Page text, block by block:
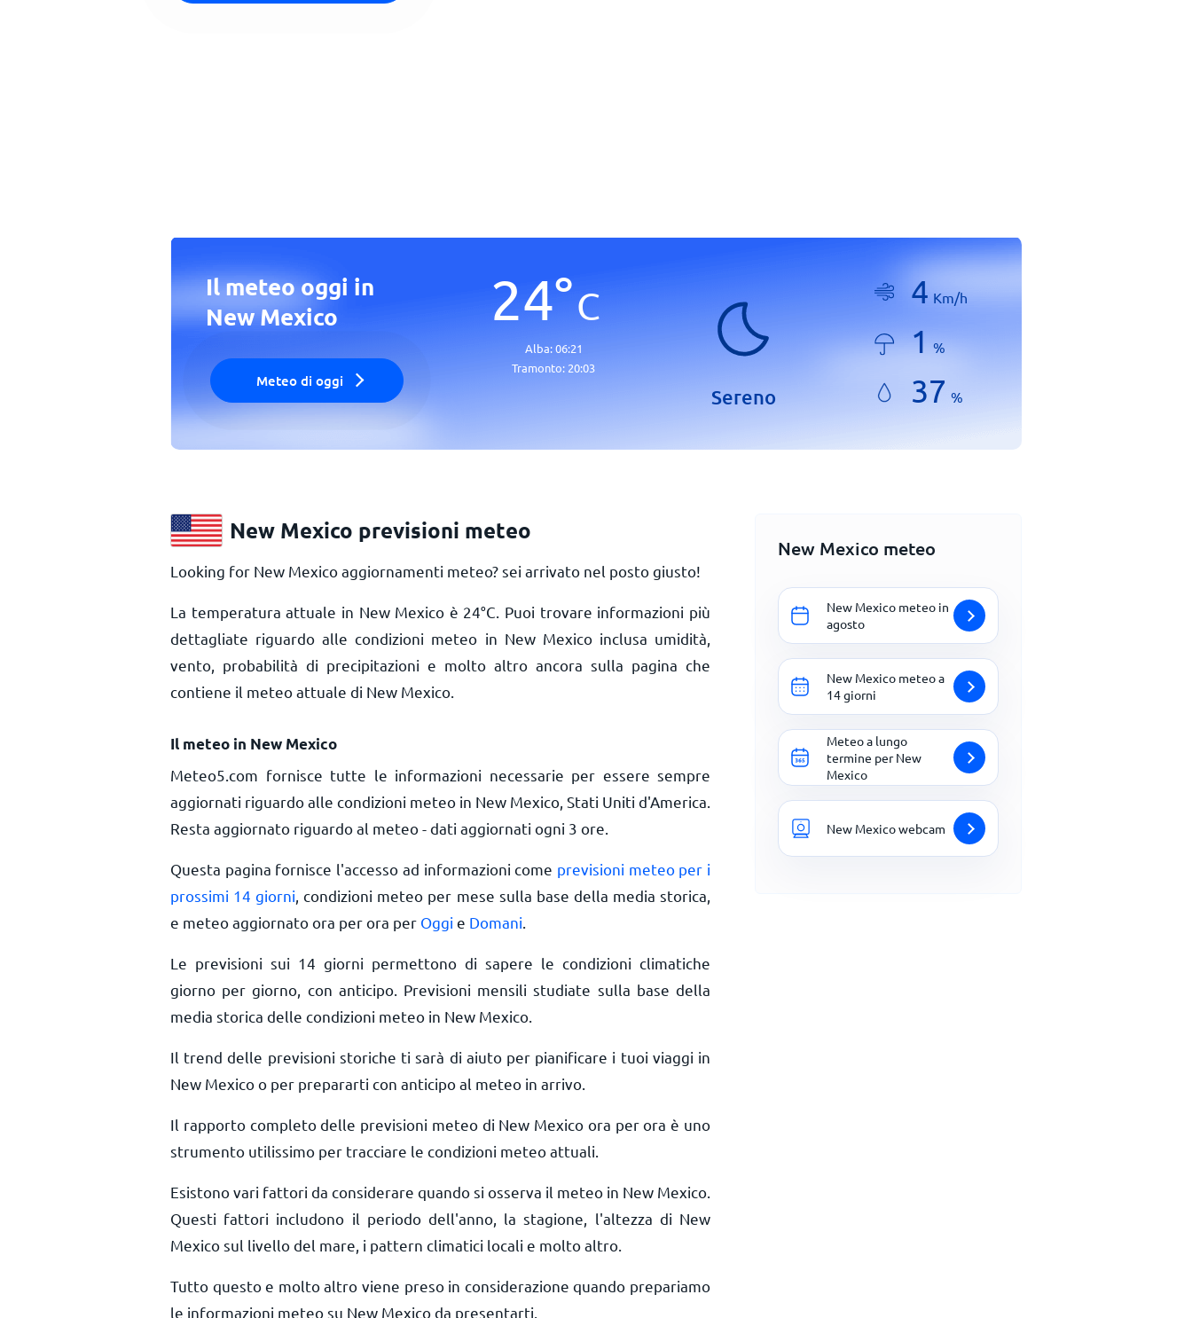
Il meteo oggi in
New Mexico
Meteo di oggi
24°C
Alba:06:21
Tramonto: 20:03
Sereno
4 Km/h
1 %
37 %
New Mexico previsioni meteo
Looking for New Mexico aggiornamenti meteo? sei arrivato nel posto giusto!
La temperatura attuale in New Mexico è 24°C . Puoi trovare informazioni più
dettagliate riguardo alle condizioni meteo in New Mexico inclusa umidità,
vento, probabilità di precipitazioni e molto altro ancora sulla pagina che
contiene il meteo attuale di New Mexico.
Il meteo in New Mexico
Meteo5.com fornisce tutte le informazioni necessarie per essere sempre
aggiornati riguardo alle condizioni meteo in New Mexico, Stati Uniti d'America.
Resta aggiornato riguardo al meteo - dati aggiornati ogni 3 ore.
Questa pagina fornisce l'accesso ad informazioni come previsioni meteo per i
prossimi 14 giorni , condizioni meteo per mese sulla base della media storica,
e meteo aggiornato ora per ora per Oggi e Domani
Le previsioni sui 14 giorni permettono di sapere le condizioni climatiche
giorno per giorno, con anticipo. Previsioni mensili studiate sulla base della
media storica delle condizioni meteo in New Mexico.
Il trend delle previsioni storiche ti sarà di aiuto per pianificare i tuoi viaggi in
New Mexico o per prepararti con anticipo al meteo in arrivo.
Il rapporto completo delle previsioni meteo di New Mexico ora per ora è uno
strumento utilissimo per tracciare le condizioni meteo attuali.
Esistono vari fattori da considerare quando si osserva il meteo in New Mexico.
Questi fattori includono il periodo dell'anno, la stagione, l'altezza di New
Mexico sul livello del mare, i pattern climatici locali e molto altro.
Tutto questo e molto altro viene preso in considerazione quando prepariamo
le informazioni meteo su New Mexico da presentarti.
New Mexico meteo
New Mexico meteo in
agosto
New Mexico meteo a
14 giorni
Meteo a lungo
termine per New
Mexico
New Mexico webcam